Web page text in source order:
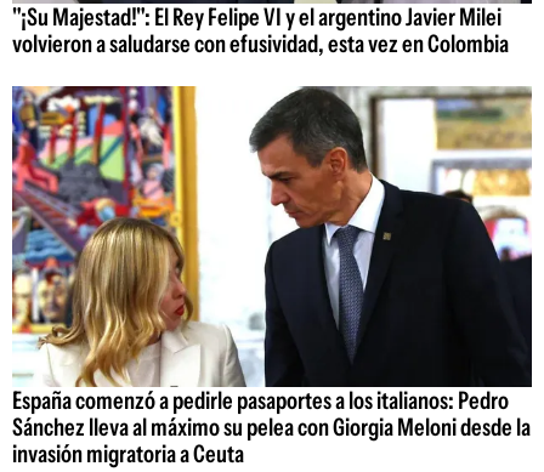
"¡Su Majestad!": El Rey Felipe VI y el argentino Javier Milei
volvieron a saludarse con efusividad, esta vez en Colombia
España comenzó a pedirle pasaportes a los italianos: Pedro
Sánchez lleva al máximo su pelea con Giorgia Meloni desde la
invasión migratoria a Ceuta